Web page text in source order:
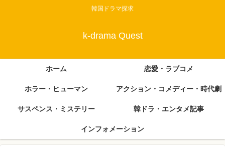
韓国ドラマ探求
k-drama Quest
ホーム 恋愛・ラブコメ
ホラー・ヒューマン アクション・コメディー・時代劇
サスペンス・ミステリー 韓ドラ・エンタメ記事
インフォメーション